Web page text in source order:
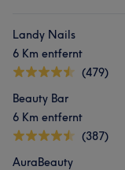
Landy Nails
6 Km entfernt
(479)
Beauty Bar
6 Km entfernt
(387)
AuraBeauty